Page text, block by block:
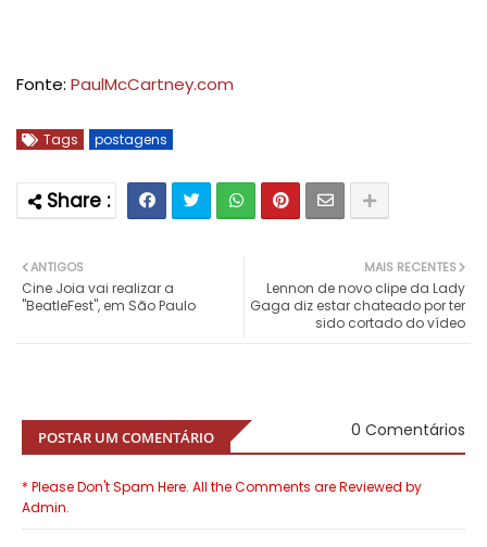
Fonte: PaulMcCartney.com
Tags postagens
MAIS RECENTES
Lennon de novo clipe da Lady
Gaga diz estar chateado por ter
sido cortado do vídeo
ANTIGOS
Cine Joia vai realizar a
"BeatleFest", em São Paulo
POSTAR UM COMENTÁRIO 0 Comentários
* Please Don't Spam Here. All the Comments are Reviewed by
Admin.